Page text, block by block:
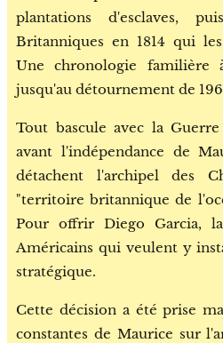
plantations d'esclaves,
Britanniques en 1814 qui
Une chronologie familière
jusqu'au détournement de
Tout bascule avec la
avant l'indépendance de
détachent l'archipel des
"territoire britannique de
Pour offrir Diego Garcia,
Américains qui veulent y
stratégique.
Cette décision a été prise
constantes de Maurice sur